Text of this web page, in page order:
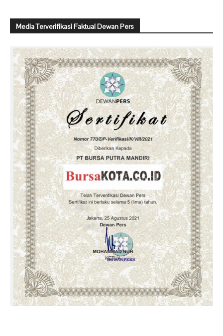
Media Terverifikasi Faktual Dewan Pers